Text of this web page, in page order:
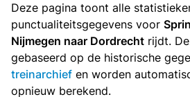
Deze pagina toont alle
punctualiteitsgegevens voor
Nijmegen naar Dordrecht rijdt.
gebaseerd op de historische
treinarchief en worden
opnieuw berekend.